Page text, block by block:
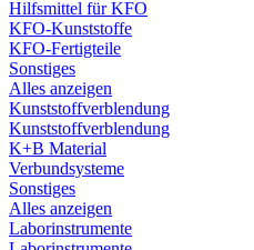
Hilfsmittel für KFO
KFO-Kunststoffe
KFO-Fertigteile
Sonstiges
Alles anzeigen
Kunststoffverblendung
Kunststoffverblendung
K+B Material
Verbundsysteme
Sonstiges
Alles anzeigen
Laborinstrumente